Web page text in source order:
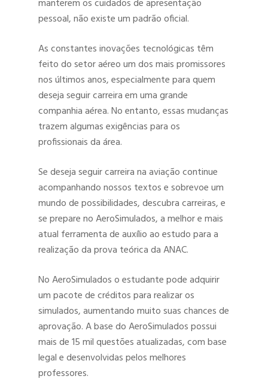
manterem os cuidados de apresentação
pessoal, não existe um padrão oficial.
As constantes inovações tecnológicas têm
feito do setor aéreo um dos mais promissores
nos últimos anos, especialmente para quem
deseja seguir carreira em uma grande
companhia aérea. No entanto, essas mudanças
trazem algumas exigências para os
profissionais da área.
Se deseja seguir carreira na aviação continue
acompanhando nossos textos e sobrevoe um
mundo de possibilidades, descubra carreiras, e
se prepare no AeroSimulados, a melhor e mais
atual ferramenta de auxílio ao estudo para a
realização da prova teórica da ANAC.
No AeroSimulados o estudante pode adquirir
um pacote de créditos para realizar os
simulados, aumentando muito suas chances de
aprovação. A base do AeroSimulados possui
mais de 15 mil questões atualizadas, com base
legal e desenvolvidas pelos melhores
professores.